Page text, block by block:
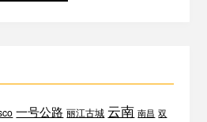
一号公路 丽江古城 云南 南昌 双